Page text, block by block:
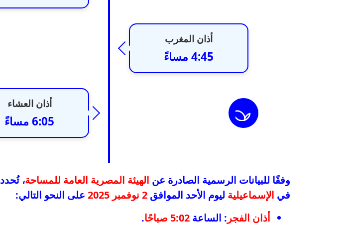
أذان المغرب
4:45 مساءً
أذان العشاء
6:05 مساءً
وفقًا للبيانات الرسمية الصادرة عن الهيئة المصرية العامة للمساحة، تُحدد
في الإسماعيلية ليوم الأحد الموافق 2 نوفمبر 2025
على النحو التالي:
أذان الفجر : الساعة 5:02 صباحًا
.